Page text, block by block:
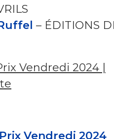
– ÉDITIONS
Vendredi 2024 |
Vendredi 2024